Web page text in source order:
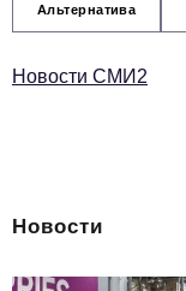
Альтернатива
Новости СМИ2
Новости